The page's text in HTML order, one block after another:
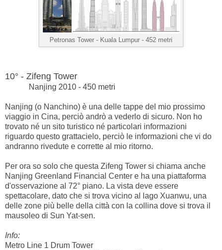
Petronas Tower - Kuala Lumpur - 452 metri
10° - Zifeng Tower
Nanjing 2010 - 450 metri
Nanjing (o Nanchino) è una delle tappe del mio prossimo
viaggio in Cina, perciò andrò a vederlo di sicuro. Non ho
trovato né un sito turistico né particolari informazioni
riguardo questo grattacielo, perciò le informazioni che vi do
andranno rivedute e corrette al mio ritorno.
Per ora so solo che questa Zifeng Tower si chiama anche
Nanjing Greenland Financial Center e ha una piattaforma
d'osservazione al 72° piano. La vista deve essere
spettacolare, dato che si trova vicino al lago Xuanwu, una
delle zone più belle della città con la collina dove si trova il
mausoleo di Sun Yat-sen.
Info:
Metro Line 1 Drum Tower